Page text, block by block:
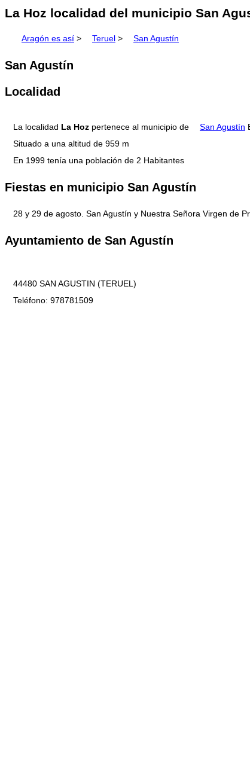
La Hoz localidad del municipio San
Aragón es así > Teruel > San Agustín
San Agustín
Localidad
La localidad La Hoz pertenece al municipio de San Agustín
Situado a una altitud de 959 m
En 1999 tenía una población de 2 Habitantes
Fiestas en municipio San Agustín
28 y 29 de agosto. San Agustín y Nuestra Señora Virgen de
Ayuntamiento de San Agustín
44480 SAN AGUSTIN (TERUEL)
Teléfono: 978781509